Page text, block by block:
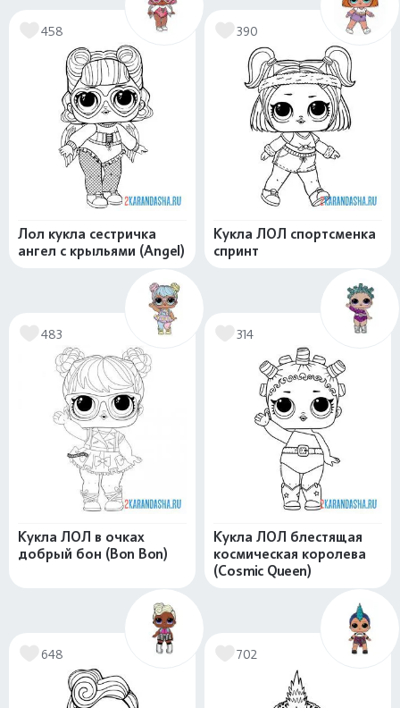
458
Лол кукла сестричка
ангел с крыльями (Angel)
390
Кукла ЛОЛ спортсменка
спринт
483
Кукла ЛОЛ в очках
добрый бон (Bon Bon)
314
Кукла ЛОЛ блестящая
космическая королева
(Cosmic Queen)
648 702